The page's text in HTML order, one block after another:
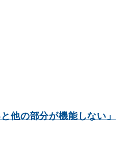
他の部分が機能しない」